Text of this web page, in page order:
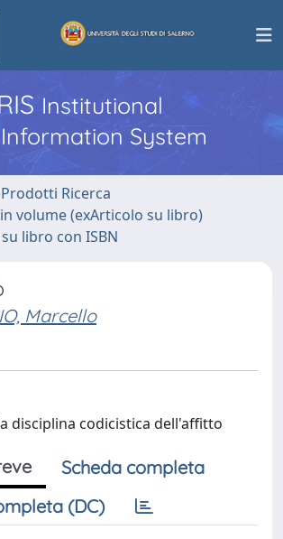
Institutional
System
Ricerca
volume (exArticolo su libro)
libro con ISBN
Marcello
disciplina codicistica dell'affitto
Scheda completa
(DC)